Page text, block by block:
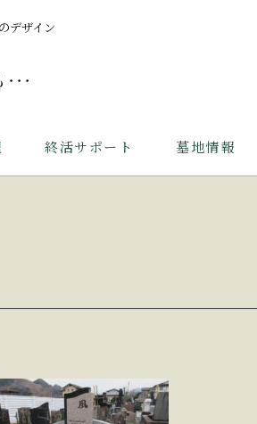
デザイン
終活サポート 墓地情報